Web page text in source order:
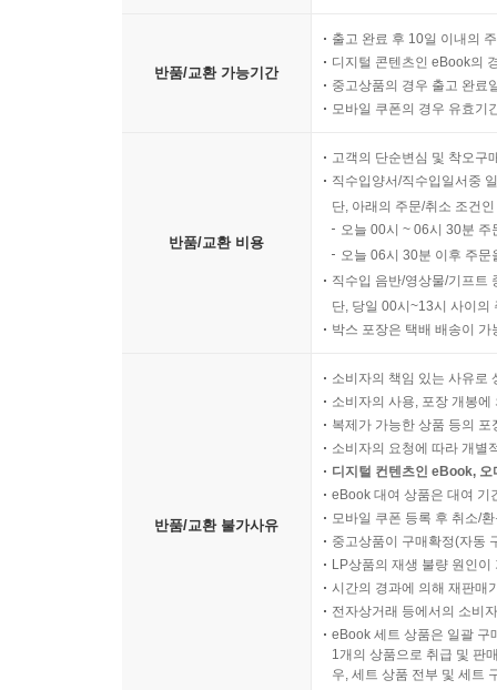
반품/교환 가능기간
출고 완료 후 10일 이내의
디지털 콘텐츠인 eBook의
중고상품의 경우 출고 완료
모바일 쿠폰의 경우 유효기
반품/교환 비용
고객의 단순변심 및 착오구
직수입양서/직수입일서중
단, 아래의 주문/취소 조건
오늘 00시 ~ 06시 30분
오늘 06시 30분 이후 주
직수입 음반/영상물/기프트
단, 당일 00시~13시 사이의
박스 포장은 택배 배송이
반품/교환 불가사유
소비자의 책임 있는 사유로
소비자의 사용, 포장 개봉
복제가 가능한 상품 등의
소비자의 요청에 따라 개별
디지털 컨텐츠인 eBook,
eBook 대여 상품은 대여 기
모바일 쿠폰 등록 후 취소/
중고상품이 구매확정(자동
LP상품의 재생 불량 원인
시간의 경과에 의해 재판매
전자상거래 등에서의 소비
eBook 세트 상품은 일괄 구
1개의 상품으로 취급 및 판
우, 세트 상품 전부 및 세트